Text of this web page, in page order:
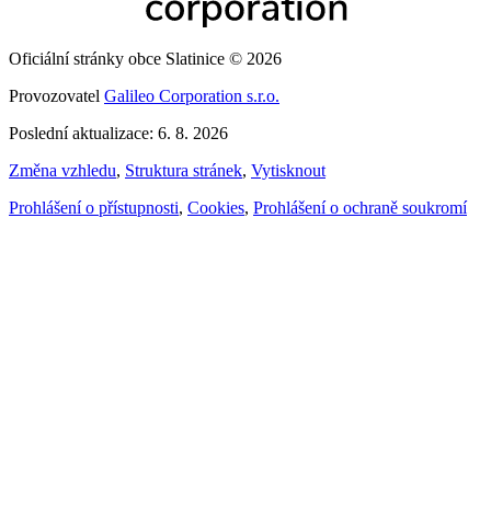
Oficiální stránky obce Slatinice © 2026
Provozovatel Galileo Corporation s.r.o.
Poslední aktualizace: 6. 8. 2026
Změna vzhledu, Struktura stránek, Vytisknout
Prohlášení o přístupnosti, Cookies, Prohlášení o ochraně soukromí